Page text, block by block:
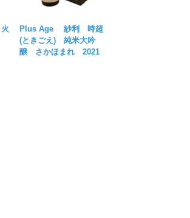
Plus Age 紗利 時超
(ときごえ) 純米大吟
醸 さかほまれ 2021